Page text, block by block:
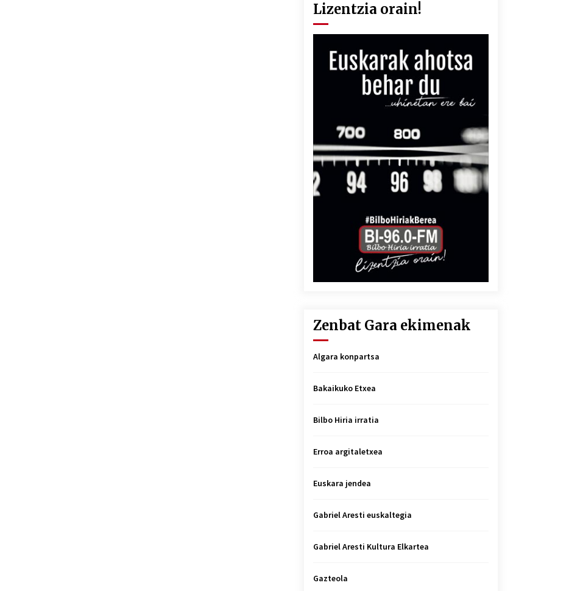
Lizentzia orain!
Zenbat Gara ekimenak
Algara konpartsa
Bakaikuko Etxea
Bilbo Hiria irratia
Erroa argitaletxea
Euskara jendea
Gabriel Aresti euskaltegia
Gabriel Aresti Kultura Elkartea
Gazteola